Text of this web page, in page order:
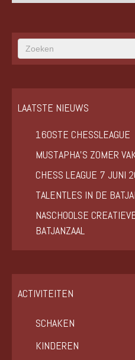
LAATSTE NIEUWS
160STE CHESSLEAGUE
MUSTAPHA’S ZOMER
CHESS LEAGUE 7 JUNI
TALENTLES IN DE
NASCHOOLSE
BATJANZAAL
ACTIVITEITEN
SCHAKEN
KINDEREN